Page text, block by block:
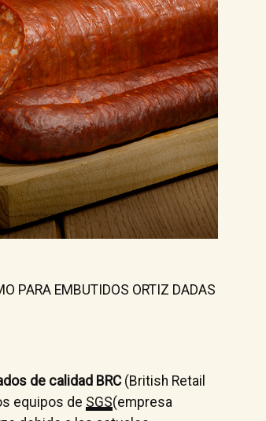
PARA EMBUTIDOS ORTIZ DADAS
de calidad BRC(British Retail
equipos de SGS(empresa